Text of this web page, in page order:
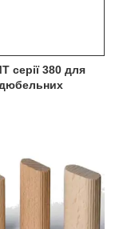
серії 380 для